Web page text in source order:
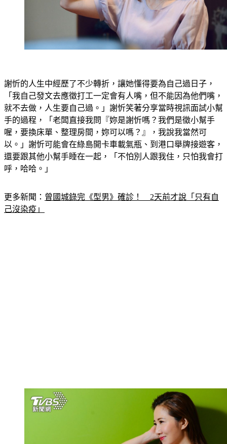
「我自己發文去應徵打工一定會有人嘴，但不能因為他們嘴，
就不去做，人生要自己過。」謝忻笑著分享當時視訊面試小幫
手的過程，「老闆直接我問『妳是謝忻嗎？我們是徵小幫手
喔，要換床單、整理房間，妳可以嗎？』，我說我當然可
以。」謝忻可能會在綠島開卡車載氣瓶、到港口舉牌接遊客，
還要跟其他小幫手睡在一起，「不怕別人跟我住，只怕我會打
呼，哈哈。」
己沒染疫」